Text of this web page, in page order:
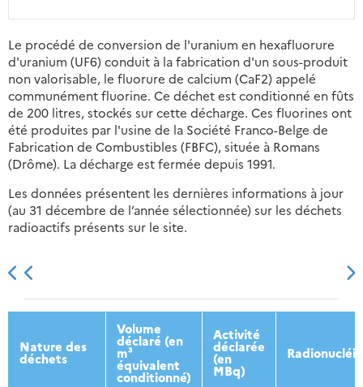
Le procédé de conversion de l'uranium en hexafluorure
d'uranium (UF6) conduit à la fabrication d'un sous-produit
non valorisable, le fluorure de calcium (CaF2) appelé
communément fluorine. Ce déchet est conditionné en fûts
de 200 litres, stockés sur cette décharge. Ces fluorines ont
été produites par l'usine de la Société Franco-Belge de
Fabrication de Combustibles (FBFC), située à Romans
(Drôme). La décharge est fermée depuis 1991.
Les données présentent les dernières informations à jour
(au 31 décembre de l’année sélectionnée) sur les déchets
radioactifs présents sur le site.
2013 2014 2015 2016
Nature des
déchets
Volume
déclaré (en
m³
équivalent
conditionné)
Activité
déclarée
(en
MBq)